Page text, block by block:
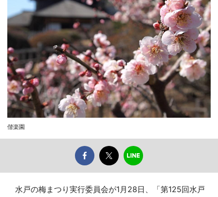
偕楽園
水戸の梅まつり実行委員会が1月28日、「第125回水戸